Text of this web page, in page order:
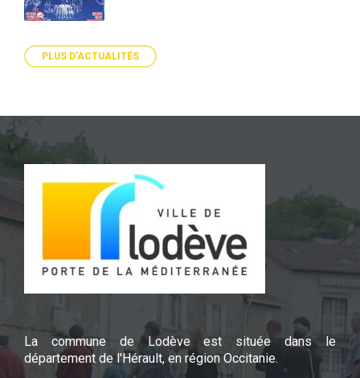
PLUS D'ACTUALITÉS
La commune de Lodève est située dans le
département de l'Hérault, en région Occitanie.